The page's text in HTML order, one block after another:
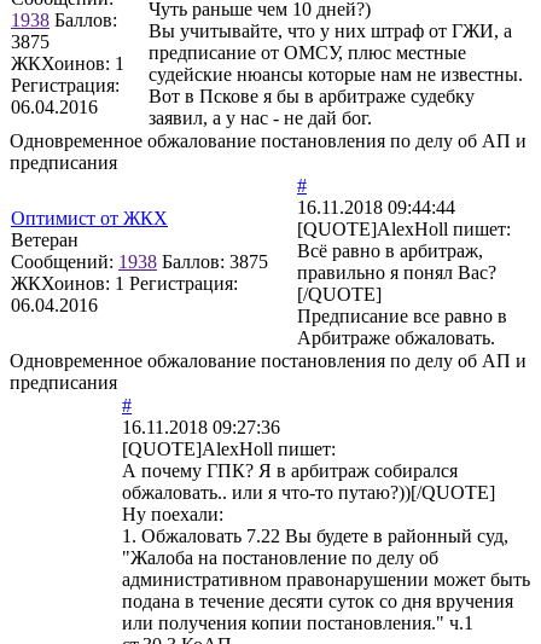
1938 Баллов:
3875
ЖКХоинов: 1
Регистрация:
06.04.2016
Чуть раньше чем 10 дней?)
Вы учитывайте, что у них штраф от ГЖИ, а
предписание от ОМСУ, плюс местные
судейские нюансы которые нам не известны.
Вот в Пскове я бы в арбитраже судебку
заявил, а у нас - не дай бог.
Одновременное обжалование постановления по делу об АП и
предписания
Оптимист от ЖКХ
Ветеран
Сообщений: 1938 Баллов: 3875
ЖКХоинов: 1 Регистрация:
06.04.2016
#
16.11.2018 09:44:44
[QUOTE]AlexHoll пишет:
Всё равно в арбитраж,
правильно я понял Вас?
[/QUOTE]
Предписание все равно в
Арбитраже обжаловать.
Одновременное обжалование постановления по делу об АП и
предписания
#
16.11.2018 09:27:36
[QUOTE]AlexHoll пишет:
А почему ГПК? Я в арбитраж собирался
обжаловать.. или я что-то путаю?))[/QUOTE]
Ну поехали:
1. Обжаловать 7.22 Вы будете в районный суд,
"Жалоба на постановление по делу об
административном правонарушении может быть
подана в течение десяти суток со дня вручения
или получения копии постановления." ч.1